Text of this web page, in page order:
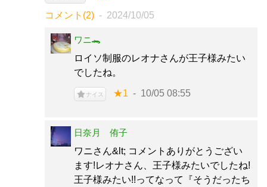
コメント(2) 2024/10/05
ワニ🐊
ロイソ制服のレオナさんが王子様みたい
でしたね。
ナイス ★1 10/05 08:55
日奈月 侑子
ワニさん&lt; コメントありがとうござい
ます!レオナさん、王子様みたいでしたね!
王子様みたい!!ってなって『そうだったち